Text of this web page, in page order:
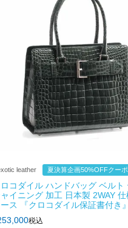
leather 夏決算企画50%OFFクー
コダイル ハンドバッグ ベルト
イニング 加工 日本製 2WAY
ース 『クロコダイル保証書付き
税込